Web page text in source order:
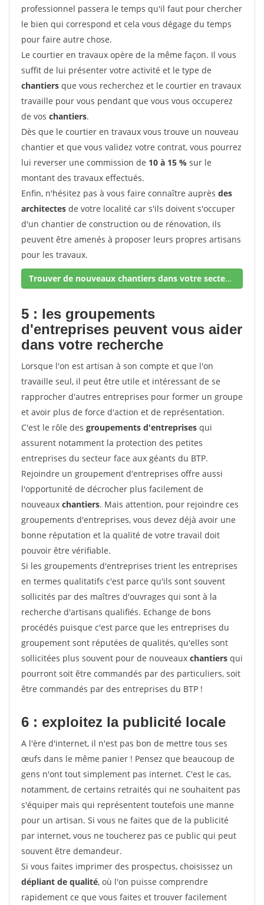
professionnel passera le temps qu'il faut pour chercher
le bien qui correspond et cela vous dégage du temps
pour faire autre chose.
Le courtier en travaux opère de la même façon. Il vous
suffit de lui présenter votre activité et le type de
chantiers que vous recherchez et le courtier en travaux
travaille pour vous pendant que vous vous occuperez
de vos chantiers.
Dès que le courtier en travaux vous trouve un nouveau
chantier et que vous validez votre contrat, vous pourrez
lui reverser une commission de 10 à 15 % sur le
montant des travaux effectués.
Enfin, n'hésitez pas à vous faire connaître auprès des
architectes de votre localité car s'ils doivent s'occuper
d'un chantier de construction ou de rénovation, ils
peuvent être amenés à proposer leurs propres artisans
pour les travaux.
Trouver de nouveaux chantiers dans votre secteur !
5 : les groupements
d'entreprises peuvent vous aider
dans votre recherche
Lorsque l'on est artisan à son compte et que l'on
travaille seul, il peut être utile et intéressant de se
rapprocher d'autres entreprises pour former un groupe
et avoir plus de force d'action et de représentation.
C'est le rôle des groupements d'entreprises qui
assurent notamment la protection des petites
entreprises du secteur face aux géants du BTP.
Rejoindre un groupement d'entreprises offre aussi
l'opportunité de décrocher plus facilement de
nouveaux chantiers. Mais attention, pour rejoindre ces
groupements d'entreprises, vous devez déjà avoir une
bonne réputation et la qualité de votre travail doit
pouvoir être vérifiable.
Si les groupements d'entreprises trient les entreprises
en termes qualitatifs c'est parce qu'ils sont souvent
sollicités par des maîtres d'ouvrages qui sont à la
recherche d'artisans qualifiés. Echange de bons
procédés puisque c'est parce que les entreprises du
groupement sont réputées de qualités, qu'elles sont
sollicitées plus souvent pour de nouveaux chantiers qui
pourront soit être commandés par des particuliers, soit
être commandés par des entreprises du BTP !
6 : exploitez la publicité locale
A l'ère d'internet, il n'est pas bon de mettre tous ses
œufs dans le même panier ! Pensez que beaucoup de
gens n'ont tout simplement pas internet. C'est le cas,
notamment, de certains retraités qui ne souhaitent pas
s'équiper mais qui représentent toutefois une manne
pour un artisan. Si vous ne faites que de la publicité
par internet, vous ne toucherez pas ce public qui peut
souvent être demandeur.
Si vous faites imprimer des prospectus, choisissez un
dépliant de qualité, où l'on puisse comprendre
rapidement ce que vous faites et trouver facilement